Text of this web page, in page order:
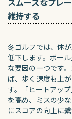
維持する
冬ゴルフでは、体
低下します。ボー
な要因の一つです
ば、歩く速度も上
す。「ヒートアッ
を高め、ミスの少
にスコアの向上に繋